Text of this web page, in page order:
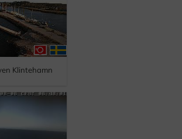
Klintehamn